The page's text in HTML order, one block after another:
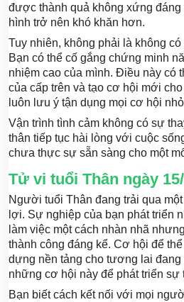
được thành quả không xứng
hình trở nên khó khăn hơn.
Tuy nhiên, không phải là không
Bạn có thể cố gắng chứng minh
nhiệm cao của mình. Điều này có
của cấp trên và tạo cơ hội mới
luôn lưu ý tận dụng mọi cơ hội
Vận trình tình cảm không có sự
thân tiếp tục hài lòng với cuộc
chưa thực sự sẵn sàng cho một
Tử vi tuổi Thân ngày
Người tuổi Thân đang trải qua
lợi. Sự nghiệp của bạn phát triển
làm việc một cách nhàn nhã
thành công đáng kể. Cơ hội để
dựng nền tảng cho tương lai đang
những cơ hội này để phát triển sự
Bạn biết cách kết nối với mọi